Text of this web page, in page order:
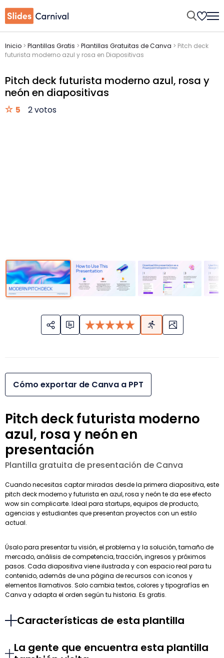
Inicio > Plantillas Gratis > Plantillas Gratuitas de Canva > Pitch deck
futurista moderno azul y rosa en Diapositivas
Pitch deck futurista moderno azul, rosa y
neón en diapositivas
5 2 votos
Cómo exportar de Canva a PPT
Pitch deck futurista moderno
azul, rosa y neón en
presentación
Plantilla gratuita de presentación de Canva
Cuando necesitas captar miradas desde la primera diapositiva, este
pitch deck moderno y futurista en azul, rosa y neón te da ese efecto
wow sin complicarte. Ideal para startups, equipos de producto,
agencias y estudiantes que presentan proyectos con un estilo
actual.
Úsalo para presentar tu visión, el problema y la solución, tamaño de
mercado, análisis de competencia, tracción, ingresos y próximos
pasos. Cada diapositiva viene ilustrada y con espacio real para tu
contenido, además de una página de recursos con iconos y
elementos llamativos. Solo cambia textos, colores y tipografías en
Canva y adapta el orden según tu historia. Es gratis.
Características de esta plantilla
La gente que encuentra esta plantilla